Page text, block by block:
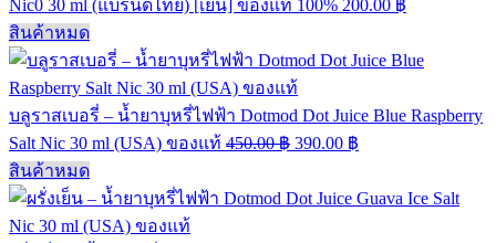
Nic0 30 ml (แบรนด์ไทย) [เย็น] ของแท้ 100% 200.00 ฿
สินค้าหมด
บลูราสเบอรี่ – น้ำยาบุหรี่ไฟฟ้า Dotmod Dot Juice Blue Raspberry
Salt Nic 30 ml (USA) ของแท้ 450.00฿ 390.00 ฿
สินค้าหมด